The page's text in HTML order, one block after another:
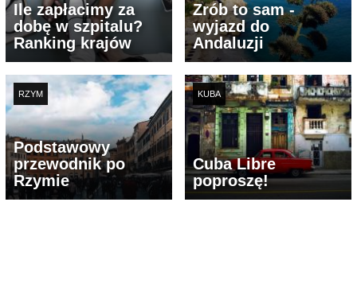
Ile zapłacimy za
dobę w szpitalu?
Ranking krajów
Zrób to sam -
wyjazd do
Andaluzji
RZYM
Podstawowy
przewodnik po
Rzymie
KUBA
Cuba Libre
poproszę!